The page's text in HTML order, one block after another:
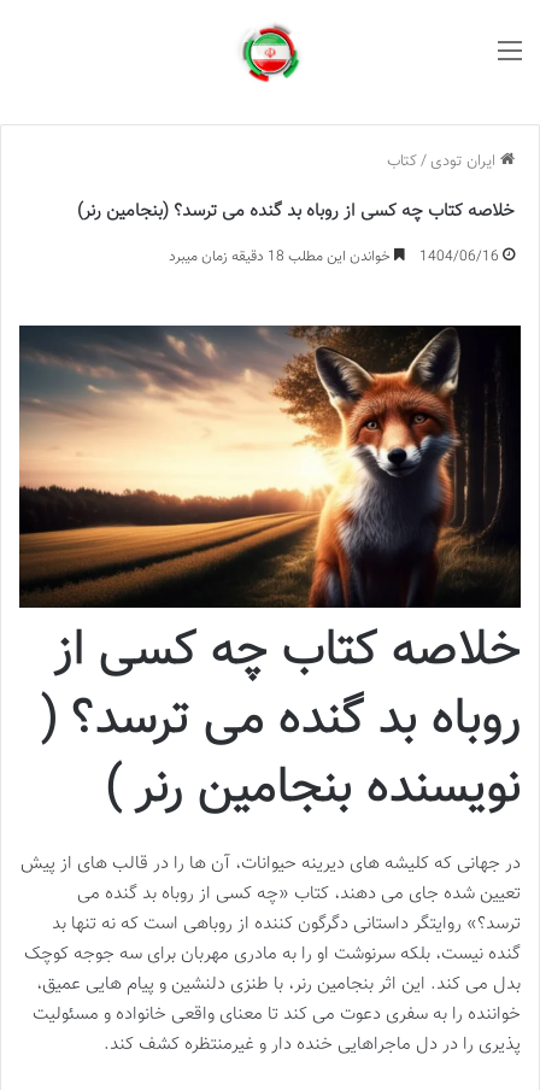
ایران تودی /کتاب
خلاصه کتاب چه کسی از روباه بد گنده می ترسد؟ (بنجامین رنر)
1404/06/16 خواندن این مطلب 18 دقیقه زمان میبرد
خلاصه کتاب چه کسی از
روباه بد گنده می ترسد؟ (
نویسنده بنجامین رنر )
در جهانی که کلیشه های دیرینه حیوانات، آن ها را در قالب های از پیش
تعیین شده جای می دهند، کتاب «چه کسی از روباه بد گنده می
ترسد؟» روایتگر داستانی دگرگون کننده از روباهی است که نه تنها بد
گنده نیست، بلکه سرنوشت او را به مادری مهربان برای سه جوجه کوچک
بدل می کند. این اثر بنجامین رنر، با طنزی دلنشین و پیام هایی عمیق،
خواننده را به سفری دعوت می کند تا معنای واقعی خانواده و مسئولیت
پذیری را در دل ماجراهایی خنده دار و غیرمنتظره کشف کند.